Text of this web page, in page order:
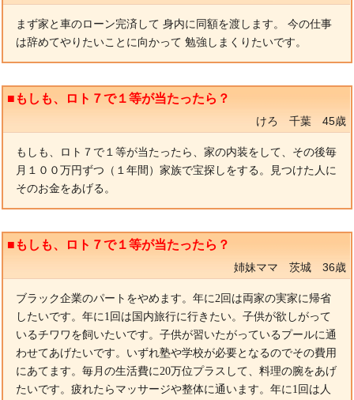
まず家と車のローン完済して 身内に同額を渡します。 今の仕事
は辞めてやりたいことに向かって 勉強しまくりたいです。
■もしも、ロト７で１等が当たったら？
けろ 千葉 45歳
もしも、ロト７で１等が当たったら、家の内装をして、その後毎
月１００万円ずつ（１年間）家族で宝探しをする。見つけた人に
そのお金をあげる。
■もしも、ロト７で１等が当たったら？
姉妹ママ 茨城 36歳
ブラック企業のパートをやめます。年に2回は両家の実家に帰省
したいです。年に1回は国内旅行に行きたい。子供が欲しがって
いるチワワを飼いたいです。子供が習いたがっているプールに通
わせてあげたいです。いずれ塾や学校が必要となるのでその費用
にあてます。毎月の生活費に20万位プラスして、料理の腕をあげ
たいです。疲れたらマッサージや整体に通います。年に1回は人